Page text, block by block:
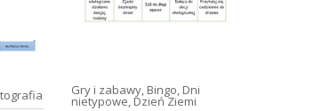
Gry i zabawy, Bingo, Dni
nietypowe, Dzień Ziemi